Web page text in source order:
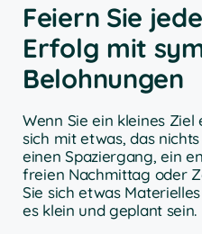
Feiern Sie
Erfolg mit
Belohnungen
Wenn Sie ein kleines
sich mit etwas, das
einen Spaziergang, ein
freien Nachmittag oder
Sie sich etwas
es klein und geplant sein.